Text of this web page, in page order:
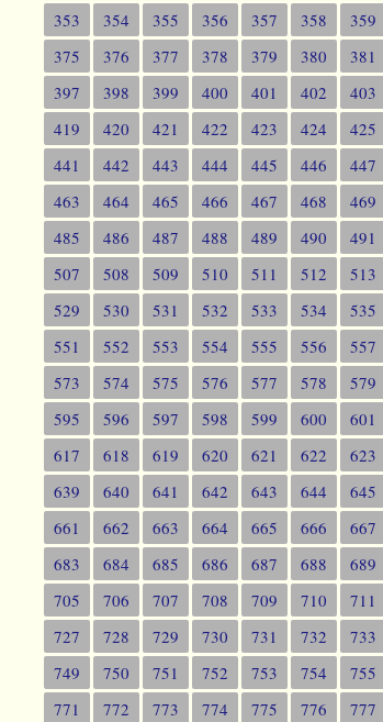
353
354 355 356 357 358 359
375
376 377 378 379 380 381
397
398 399 400 401 402 403
419
420 421 422 423 424 425
441
442 443 444 445 446 447
463
464 465 466 467 468 469
485
486 487 488 489 490 491
507
508 509 510 511 512 513
529
530 531 532 533 534 535
551
552 553 554 555 556 557
573
574 575 576 577 578 579
595
596 597 598 599 600 601
617
618 619 620 621 622 623
639
640 641 642 643 644 645
661
662 663 664 665 666 667
683
684 685 686 687 688 689
705
706 707 708 709 710 711
727
728 729 730 731 732 733
749
750 751 752 753 754 755
771
772 773 774 775 776 777